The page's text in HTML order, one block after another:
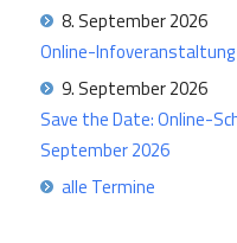
8. September 2026
Online-Infoveranstaltung
9. September 2026
Save the Date: Online-
September 2026
alle Termine